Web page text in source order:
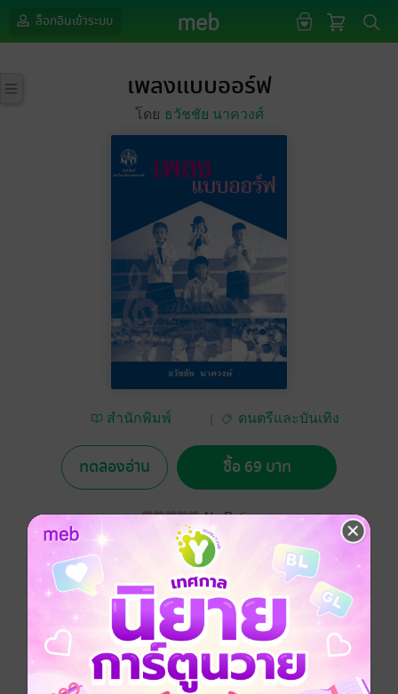
ล็อกอินเข้าระบบ
เพลงแบบออร์ฟ
โดย ธวัชชัย นาควงศ์
สำนักพิมพ์
เกษตรศาสตร์
ดนตรีและบันเทิง
ทดลองอ่าน ซื้อ 69 บาท
No Rating
อยากได้ ซื้อเป็นของขวัญ ติดตาม แชร์
“เพลงแบบออร์ฟ” เป็นเพลงสำหรับสอนดนตรีที่มีกิจกรรม
ประกอบสนุกสนาน ง่าย แต่กลับประกอบด้วยความรู้